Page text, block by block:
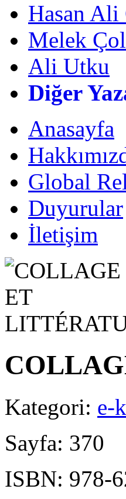
Hasan Ali
Melek
Ali Utku
Diğer
Anasayfa
Global
Duyurular
İletişim
Kategori: e-
Sayfa: 370
ISBN: 978-